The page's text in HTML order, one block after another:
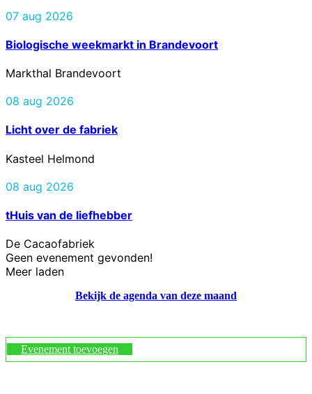
07 aug 2026
Biologische weekmarkt in Brandevoort
Markthal Brandevoort
08 aug 2026
Licht over de fabriek
Kasteel Helmond
08 aug 2026
tHuis van de liefhebber
De Cacaofabriek
Geen evenement gevonden!
Meer laden
Bekijk de agenda van deze maand
Evenement toevoegen